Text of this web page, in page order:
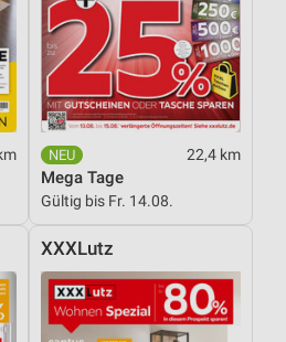
22,4 km
Mega Tage
Gültig bis Fr. 14.08.
XXXLutz
zur Auswahl von